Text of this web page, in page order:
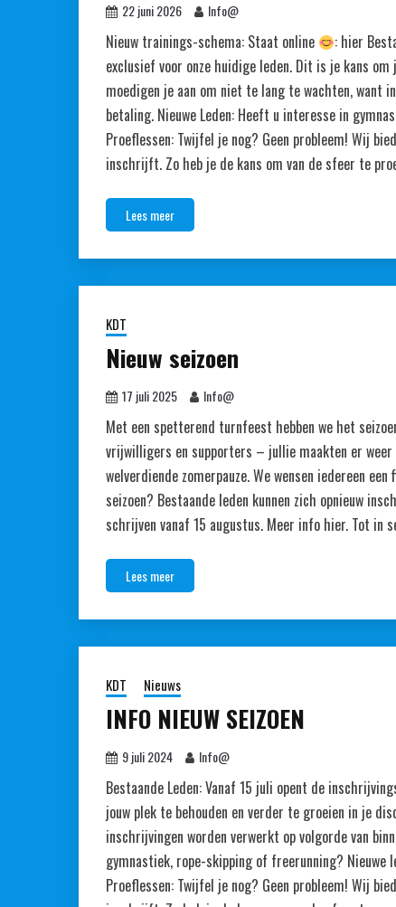
22 juni 2026 Info@
Nieuw trainings-schema: Staat online
: hier
exclusief voor onze huidige leden. Dit is je kans
moedigen je aan om niet te lang te wachten, want
betaling. Nieuwe Leden: Heeft u interesse in
Proeflessen: Twijfel je nog? Geen probleem! Wij
inschrijft. Zo heb je de kans om van de sfeer te
Lees meer
KDT
Nieuw seizoen
17 juli 2025 Info@
Met een spetterend turnfeest hebben we het
vrijwilligers en supporters – jullie maakten er
welverdiende zomerpauze. We wensen iedereen
seizoen? Bestaande leden kunnen zich opnieuw
schrijven vanaf 15 augustus. Meer info hier. Tot in
Lees meer
KDT Nieuws
INFO NIEUW SEIZOEN
9 juli 2024 Info@
Bestaande Leden: Vanaf 15 juli opent de
jouw plek te behouden en verder te groeien in je
inschrijvingen worden verwerkt op volgorde van
gymnastiek, rope-skipping of freerunning? Nieuwe
Proeflessen: Twijfel je nog? Geen probleem! Wij